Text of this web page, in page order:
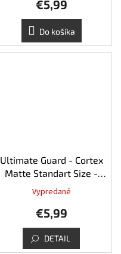
€5,99
Do košíka
Ultimate Guard - Cortex
Matte Standart Size -
Black
Vypredané
€5,99
DETAIL